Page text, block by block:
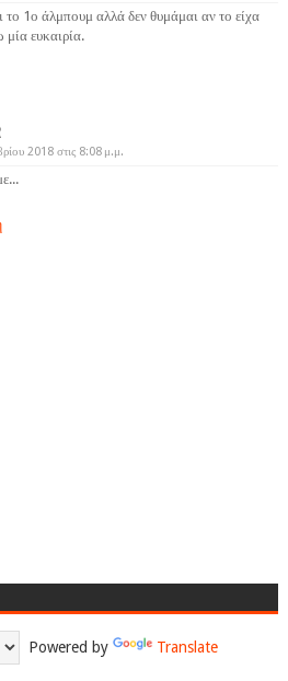
το 1ο άλμπουμ αλλά δεν θυμάμαι αν το είχα
ευκαιρία.
2018 στις 8:08 μ.μ.
Powered by Translate